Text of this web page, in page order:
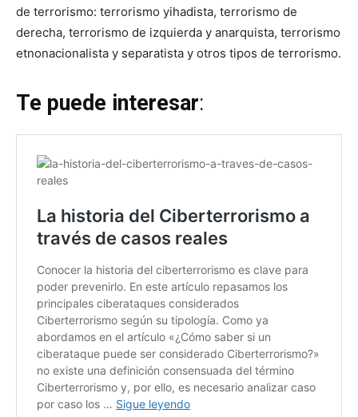
de terrorismo: terrorismo yihadista, terrorismo de
derecha, terrorismo de izquierda y anarquista, terrorismo
etnonacionalista y separatista y otros tipos de terrorismo.
Te puede interesar: